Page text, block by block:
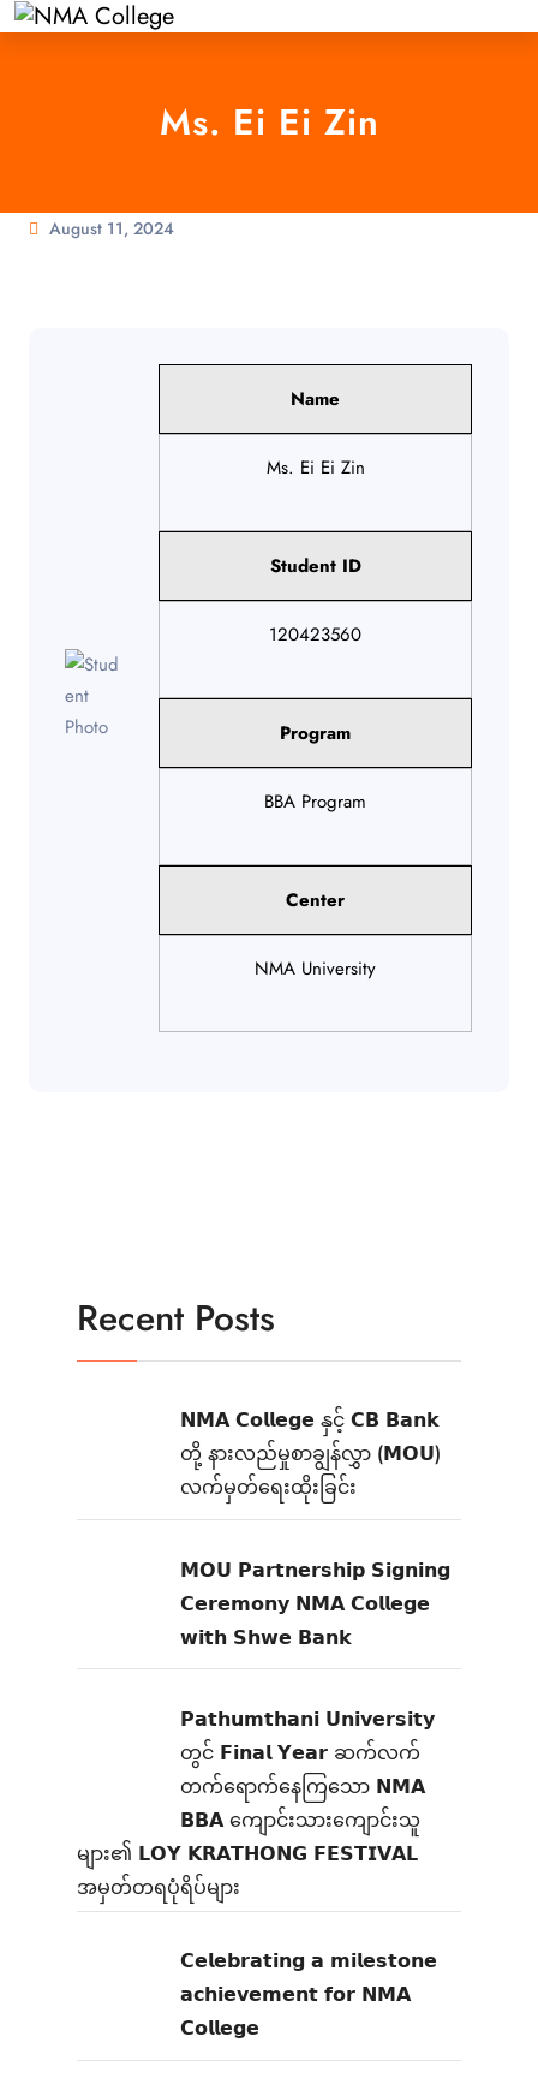
Ms. Ei Ei Zin
August 11, 2024
Name
Ms. Ei Ei Zin
Student ID
120423560
Program
BBA Program
Center
NMA University
Recent Posts
𝗡𝗠𝗔 𝗖𝗼𝗹𝗹𝗲𝗴𝗲 နှင့် 𝗖𝗕 𝗕𝗮𝗻𝗸
တို့ နားလည်မှုစာချွန်လွှာ (𝗠𝗢𝗨)
လက်မှတ်ရေးထိုးခြင်း
𝗠𝗢𝗨 𝗣𝗮𝗿𝘁𝗻𝗲𝗿𝘀𝗵𝗶𝗽 𝗦𝗶𝗴𝗻𝗶𝗻𝗴
𝗖𝗲𝗿𝗲𝗺𝗼𝗻𝘆 𝗡𝗠𝗔 𝗖𝗼𝗹𝗹𝗲𝗴𝗲
𝘄𝗶𝘁𝗵 𝗦𝗵𝘄𝗲 𝗕𝗮𝗻𝗸
𝗣𝗮𝘁𝗵𝘂𝗺𝘁𝗵𝗮𝗻𝗶 𝗨𝗻𝗶𝘃𝗲𝗿𝘀𝗶𝘁𝘆
တွင် 𝗙𝗶𝗻𝗮𝗹 𝗬𝗲𝗮𝗿 ဆက်လက်
တက်ရောက်နေကြသော 𝗡𝗠𝗔
𝗕𝗕𝗔 ကျောင်းသားကျောင်းသူ
များ၏ 𝗟𝗢𝗬 𝗞𝗥𝗔𝗧𝗛𝗢𝗡𝗚 𝗙𝗘𝗦𝗧𝗜𝗩𝗔𝗟
အမှတ်တရပုံရိပ်များ
𝗖𝗲𝗹𝗲𝗯𝗿𝗮𝘁𝗶𝗻𝗴 𝗮 𝗺𝗶𝗹𝗲𝘀𝘁𝗼𝗻𝗲
𝗮𝗰𝗵𝗶𝗲𝘃𝗲𝗺𝗲𝗻𝘁 𝗳𝗼𝗿 𝗡𝗠𝗔
𝗖𝗼𝗹𝗹𝗲𝗴𝗲